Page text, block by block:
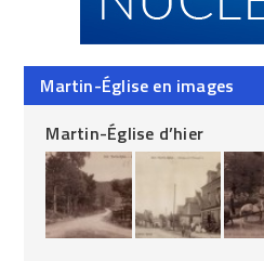
Martin-Église en images
Martin-Église d’hier